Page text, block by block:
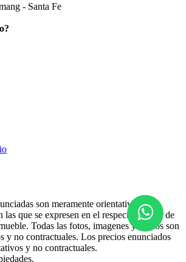
- Santa Fe
son meramente orientativas, las
las que se expresen en el respectivo título de
Todas las fotos, imagenes y videos son
y no contractuales. Los precios enunciados
y no contractuales.